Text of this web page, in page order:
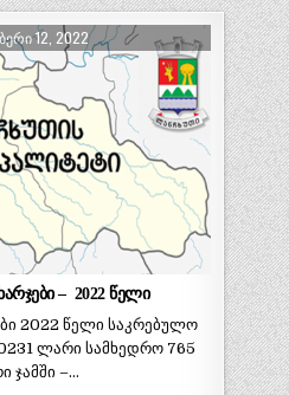
12, 2022
– 2022 წელი
2022 წელი საკრებულო
ლარი სამხედრო 765
ჯამში –…